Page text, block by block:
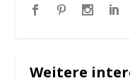
Weitere